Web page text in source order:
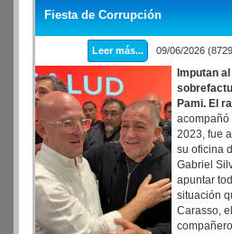
que ofertó, Minella Stadium S.A. Se
estaría integrada por el grupo inversor
de origen argentino.
Fiesta de Corrupción
Leer más... 09/06/2026
Imputan
Pami. El
acompañó
2023, fue
su oficina
Gabriel
apuntar
situación
Carasso,